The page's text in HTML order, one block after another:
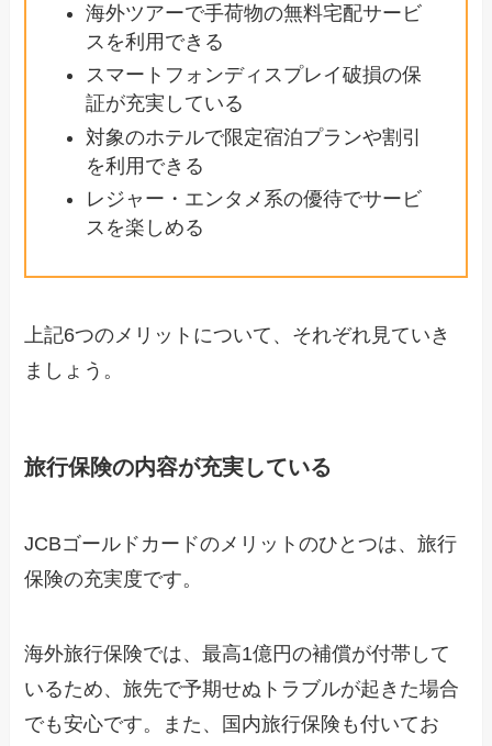
海外ツアーで手荷物の無料宅配サービ
スを利用できる
スマートフォンディスプレイ破損の保
証が充実している
対象のホテルで限定宿泊プランや割引
を利用できる
レジャー・エンタメ系の優待でサービ
スを楽しめる
上記6つのメリットについて、それぞれ見ていき
ましょう。
旅行保険の内容が充実している
JCBゴールドカードのメリットのひとつは、旅行
保険の充実度です。
海外旅行保険では、最高1億円の補償が付帯して
いるため、旅先で予期せぬトラブルが起きた場合
でも安心です。また、国内旅行保険も付いてお